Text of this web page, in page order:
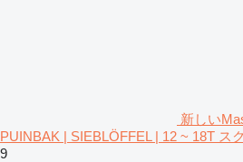
新しい
PUINBAK | SIEBLÖFFEL | 12 ~ 18T ス
9